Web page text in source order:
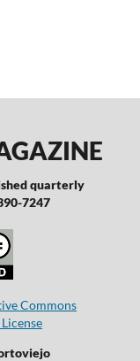
quarterly
7247
Commons